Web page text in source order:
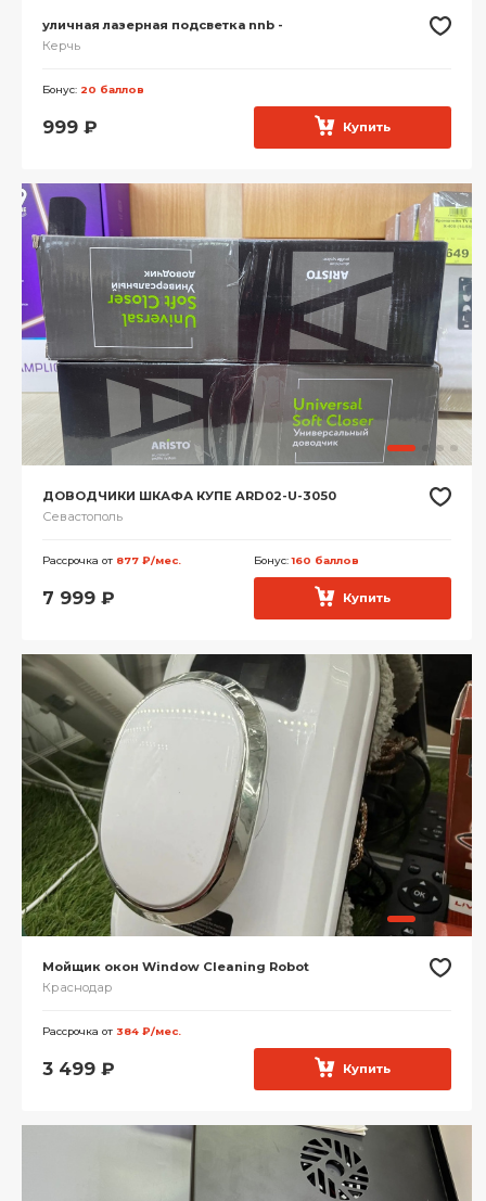
уличная лазерная подсветка nnb -
Керчь
Бонус: 20 баллов
999 ₽ Купить
ДОВОДЧИКИ ШКАФА КУПЕ ARD02-U-3050
Севастополь
Рассрочка от 877 ₽/мес. Бонус:160 баллов
7 999 ₽ Купить
Мойщик окон Window Cleaning Robot
Краснодар
Рассрочка от 384 ₽/мес.
3 499 ₽ Купить